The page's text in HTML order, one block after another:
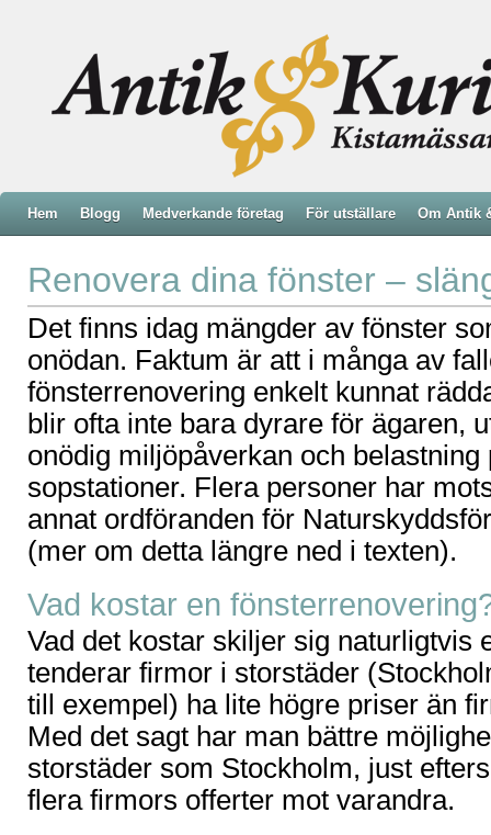
Hem Blogg Medverkande företag För utställare Om Antik
Renovera dina fönster –
Det finns idag mängder av fönster
onödan. Faktum är att i många av
fönsterrenovering enkelt kunnat
blir ofta inte bara dyrare för ägaren,
onödig miljöpåverkan och belastning
sopstationer. Flera personer har
annat ordföranden för
(mer om detta längre ned i texten).
Vad kostar en
Vad det kostar skiljer sig naturligtvis
tenderar firmor i storstäder
till exempel) ha lite högre priser än
Med det sagt har man bättre
storstäder som Stockholm, just
flera firmors offerter mot varandra.